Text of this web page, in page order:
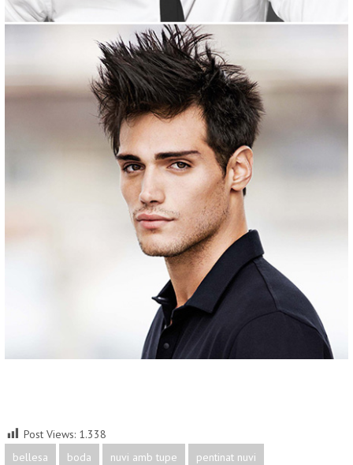
Post Views: 1.338
bellesa
boda nuvi amb tupe pentinat nuvi